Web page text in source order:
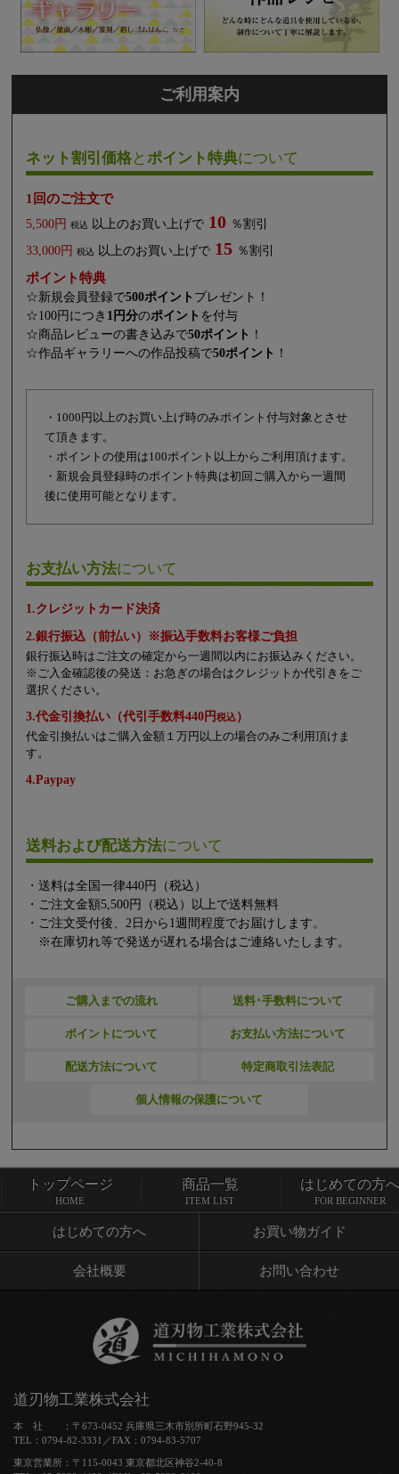
ご利用案内
ネット割引価格とポイント特典について
1回のご注文で
5,500円 税込 以上のお買い上げで 10 ％割引
33,000円
税込 以上のお買い上げで 15 ％割引
ポイント特典
☆新規会員登録で500ポイント プレゼント！
☆100円につき 1円分のポイント を付与
☆商品レビューの書き込みで50ポイント ！
☆作品ギャラリーへの作品投稿で50ポイント ！
・1000円以上のお買い上げ時のみポイント付与対象とさせ
て頂きます。
・ポイントの使用は100ポイント以上からご利用頂けます。
・新規会員登録時のポイント特典は初回ご購入から一週間
後に使用可能となります。
お支払い方法について
1.クレジットカード決済
2.銀行振込（前払い）※振込手数料お客様ご負担
銀行振込時はご注文の確定から一週間以内にお振込みください。
※ご入金確認後の発送：お急ぎの場合はクレジットか代引きをご
選択ください。
3.代金引換払い（代引手数料440円税込）
代金引換払いはご購入金額１万円以上の場合のみご利用頂けま
す。
4.Paypay
送料および配送方法について
・送料は全国一律440円（税込）
・ご注文金額5,500円（税込）以上で送料無料
・ご注文受付後、2日から1週間程度でお届けします。
※在庫切れ等で発送が遅れる場合はご連絡いたします。
ご購入までの流れ 送料･手数料について
ポイントについて お支払い方法について
配送方法について 特定商取引法表記
個人情報の保護について
トップページ 商品一覧
はじめての方へ お買い物ガイド
会社概要 お問い合わせ
トップページ
HOME
商品一覧
ITEM LIST
はじめての方へ
FOR BEGINNER
道刃物工業株式会社
本 社 ：〒673-0452 兵庫県三木市別所町石野945-32
TEL：0794-82-3331／FAX：0794-83-5707
東京営業所：〒115-0043 東京都北区神谷2-40-8